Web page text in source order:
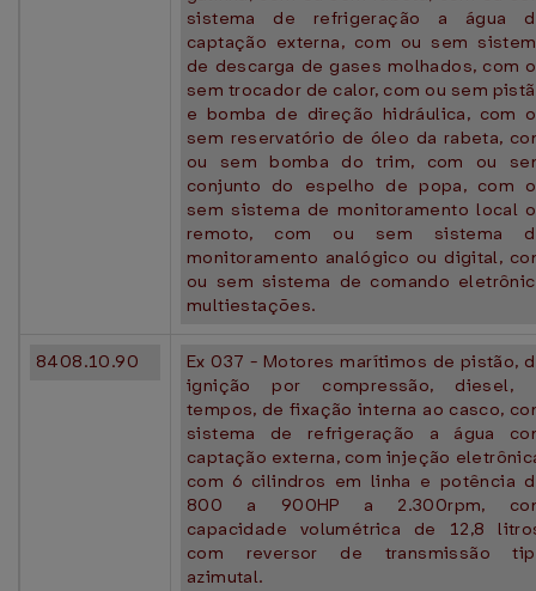
sistema de refrigeração a água
captação externa, com ou sem
de descarga de gases molhados, com
sem trocador de calor, com ou sem
e bomba de direção hidráulica, com
sem reservatório de óleo da rabeta,
ou sem bomba do trim, com ou
conjunto do espelho de popa, com
sem sistema de monitoramento local
remoto, com ou sem sistema
monitoramento analógico ou digital,
ou sem sistema de comando
multiestações.
8408.10.90
Ex 037 - Motores marítimos de pistão,
ignição por compressão, diesel,
tempos, de fixação interna ao casco,
sistema de refrigeração a água
captação externa, com injeção
com 6 cilindros em linha e potência
800 a 900HP a 2.300rpm,
capacidade volumétrica de 12,8
com reversor de transmissão
azimutal.